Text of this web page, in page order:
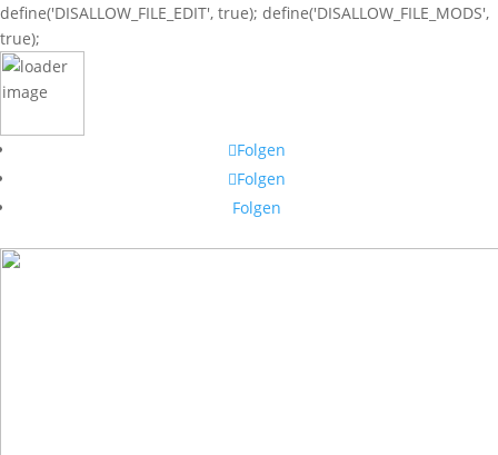
define('DISALLOW_FILE_EDIT', true); define('DISALLOW_FILE_MODS',
true);
Folgen
Folgen
Folgen